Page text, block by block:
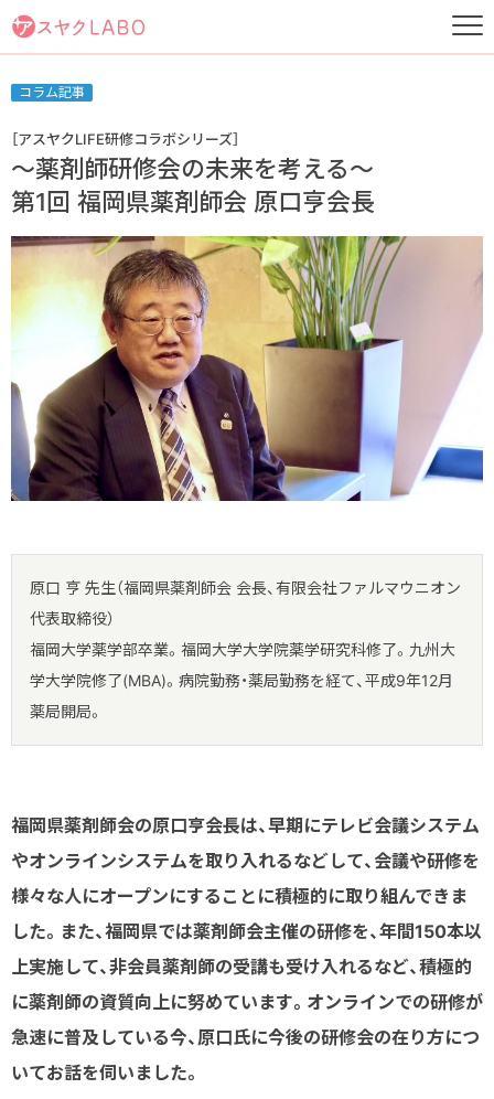
コラム記事
［アスヤクLIFE研修コラボシリーズ］
〜薬剤師研修会の未来を考える〜
第1回 福岡県薬剤師会 原口亨会長
原口 亨 先生（福岡県薬剤師会 会長、有限会社ファルマウニオン
代表取締役）
福岡大学薬学部卒業。福岡大学大学院薬学研究科修了。九州大
学大学院修了(MBA)。病院勤務・薬局勤務を経て、平成9年12月
薬局開局。
福岡県薬剤師会の原口亨会長は、早期にテレビ会議システム
やオンラインシステムを取り入れるなどして、会議や研修を
様々な人にオープンにすることに積極的に取り組んできま
した。また、福岡県では薬剤師会主催の研修を、年間150本以
上実施して、非会員薬剤師の受講も受け入れるなど、積極的
に薬剤師の資質向上に努めています。オンラインでの研修が
急速に普及している今、原口氏に今後の研修会の在り方につ
いてお話を伺いました。